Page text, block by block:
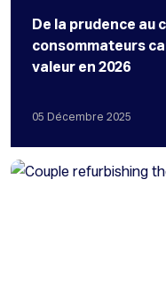
De la prudence au
consommateurs
valeur en 2026
05 Décembre 2025